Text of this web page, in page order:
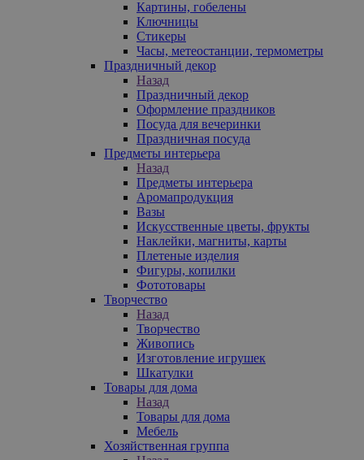
Картины, гобелены
Ключницы
Стикеры
Часы, метеостанции, термометры
Праздничный декор
Назад
Праздничный декор
Оформление праздников
Посуда для вечеринки
Праздничная посуда
Предметы интерьера
Назад
Предметы интерьера
Аромапродукция
Вазы
Искусственные цветы, фрукты
Наклейки, магниты, карты
Плетеные изделия
Фигуры, копилки
Фототовары
Творчество
Назад
Творчество
Живопись
Изготовление игрушек
Шкатулки
Товары для дома
Назад
Товары для дома
Мебель
Хозяйственная группа